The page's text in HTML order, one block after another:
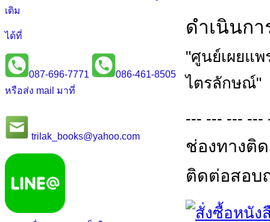
เติม
ได้ที่
087-696-7771
086-461-8505
หรือส่ง mail มาที่
trilak_books@yahoo.com
ดำเนินก
"ศูนย์เผยแ
ไตรลักษณ์"
--- --- --- ---
ช่องทางติ
ติดต่อสอบ